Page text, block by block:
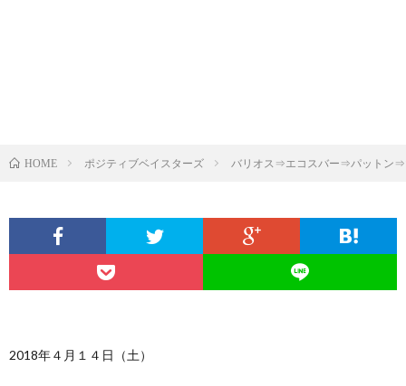
HOME ポジティブベイスターズ バリオス⇒エコスバー⇒パットン⇒
2018年４月１４日（土）